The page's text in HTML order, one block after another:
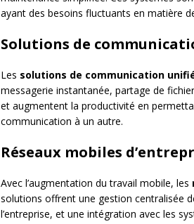
ayant des besoins fluctuants en matière
Solutions de
Les solutions de communication
messagerie instantanée, partage de
et augmentent la productivité en
communication à un autre.
Réseaux mobiles
Avec l’augmentation du travail mobile, les
solutions offrent une gestion centralisée
l’entreprise, et une intégration avec les